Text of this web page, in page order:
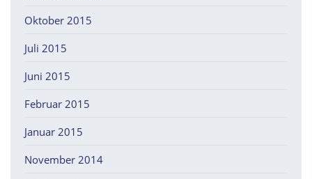
Oktober 2015
Juli 2015
Juni 2015
Februar 2015
Januar 2015
November 2014